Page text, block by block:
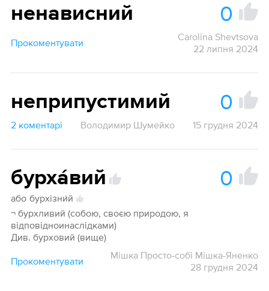
ненависний 0
Прокоментувати
Carolina Shevtsova
22 липня 2024
неприпустимий 0
2 коментарі Володимир Шумейко 15 грудня 2024
бурха́вий 0
або бурхізни́й
¬ бурхливий (собою, своєю природою, я
відповідноинаслідками)
Див. бурховий (вище)
Прокоментувати
Мішка Просто-собі Мішка-Яненко
28 грудня 2024